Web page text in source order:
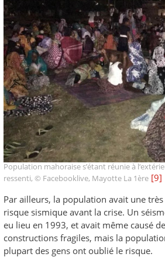
Population mahoraise s’étant réunie à
ressenti, © Facebooklive, Mayotte La 1ère [9]
Par ailleurs, la population avait une
risque sismique avant la crise. Un
eu lieu en 1993, et avait même causé
constructions fragiles, mais la
plupart des gens ont oublié le risque.